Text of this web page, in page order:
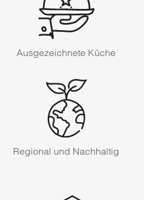
Ausgezeichnete Küche
Regional und Nachhaltig